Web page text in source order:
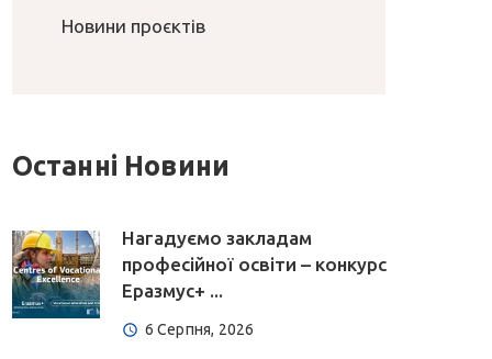
Новини проєктів
Останні Новини
Нагадуємо закладам
професійної освіти – конкурс
Еразмус+ ...
6 Серпня, 2026